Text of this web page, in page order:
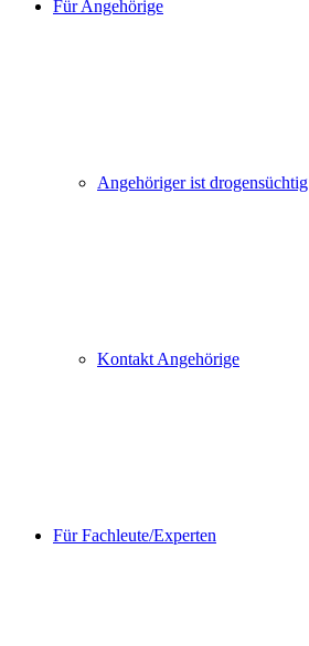
Für Angehörige
Angehöriger ist drogensüchtig
Kontakt Angehörige
Für Fachleute/Experten